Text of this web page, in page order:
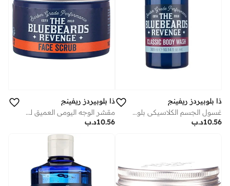
ذا بلوبيردز ريفينج
غسول الجسم الكلاسيكي بلو بيردز ريفينج
د.ب10.56
ذا بلوبيردز ريفينج
مقشر الوجه اليومي العميق للرجال من بلو بيردز ريفينج بزيت الزيتون والزنجبيل مل
د.ب10.56